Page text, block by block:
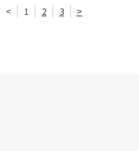
< 1 2 3 >